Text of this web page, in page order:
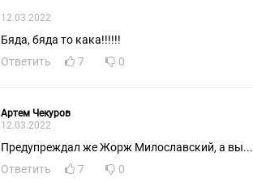
12.03.2022
Бяда, бяда то кака!!!!!!
Ответить
7 0
Артем Чекуров
12.03.2022
Предупреждал же Жорж Милославский, а вы...
Ответить
7 0